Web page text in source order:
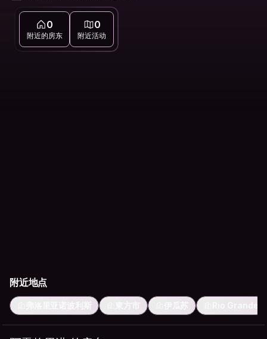
0
附近的房东
0
附近活动
附近地点
弗洛里亚诺波利斯 東方市 伊瓜苏 Rio Grande